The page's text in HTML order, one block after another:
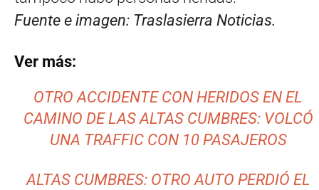
Fuente e imagen: Traslasierra Noticias.
Ver más:
OTRO ACCIDENTE CON HERIDOS EN EL
CAMINO DE LAS ALTAS CUMBRES: VOLCÓ
UNA TRAFFIC CON 10 PASAJEROS
ALTAS CUMBRES: OTRO AUTO PERDIÓ EL